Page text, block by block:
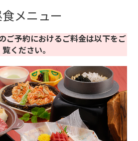
メニュー
ご予約におけるご料金は以下をご
覧ください。